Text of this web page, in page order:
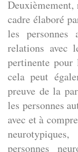
cadre élaboré
les personnes
relations avec
pertinente
cela peut
preuve de la
les personnes
avec et à
personnes